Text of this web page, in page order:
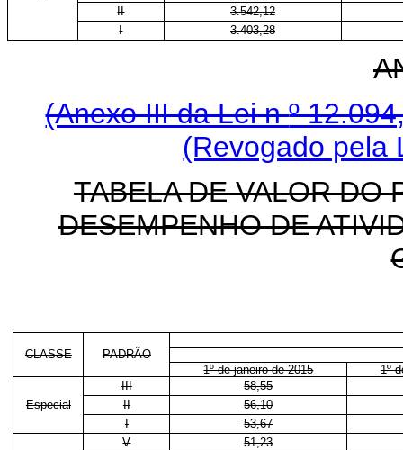
II
3.542,12
I
3.403,28
(Anexo III da Lei nº
(Revogado pela
TABELA DE VALOR DO
DESEMPENHO DE
PADRÃO
CLASSE
1º de janeiro de 2015
1º
III
58,55
Especial
II
56,10
I
53,67
V
51,23